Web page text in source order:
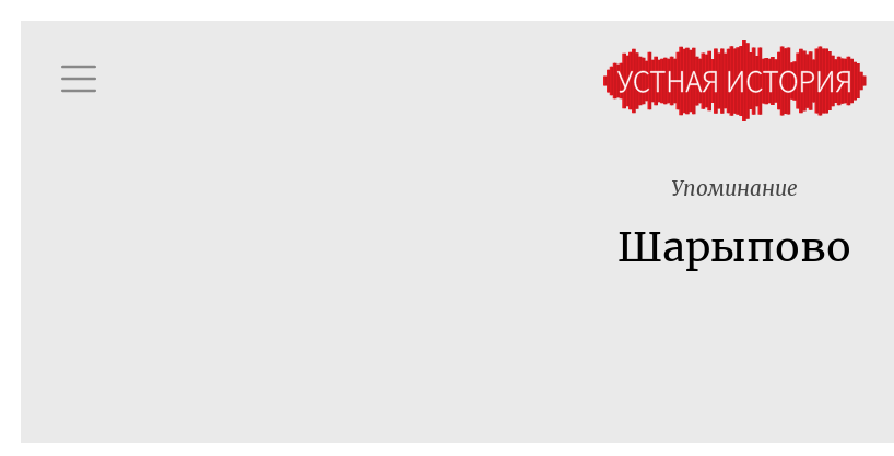
Упоминание
Шарыпово